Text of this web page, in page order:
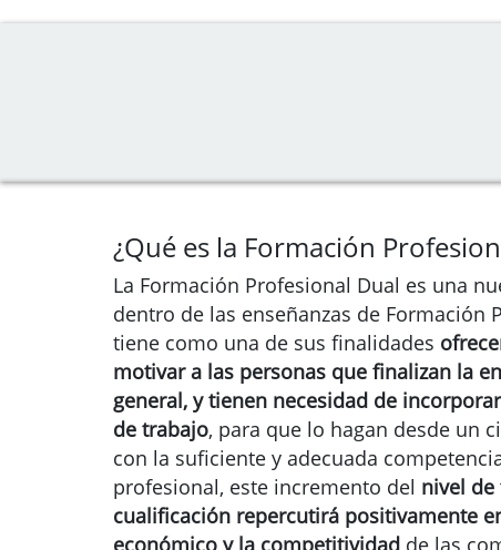
¿Qué es la Formación
La Formación Profesional Dual es una
dentro de las enseñanzas de Formación
tiene como una de sus finalidades
motivar a las personas que finalizan la
general, y tienen necesidad de
de trabajo, para que lo hagan desde un
con la suficiente y adecuada
profesional, este incremento del nivel
cualificación repercutirá positivamente
económico y la competitividad de las